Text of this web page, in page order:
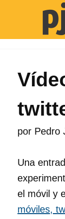
por Pedro
Una
el móvil y
móviles,